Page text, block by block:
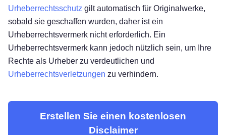
Urheberrechtsschutz gilt automatisch für Originalwerke,
sobald sie geschaffen wurden, daher ist ein
Urheberrechtsvermerk nicht erforderlich. Ein
Urheberrechtsvermerk kann jedoch nützlich sein, um Ihre
Rechte als Urheber zu verdeutlichen und
Urheberrechtsverletzungen zu verhindern.
Erstellen Sie einen kostenlosen
Disclaimer